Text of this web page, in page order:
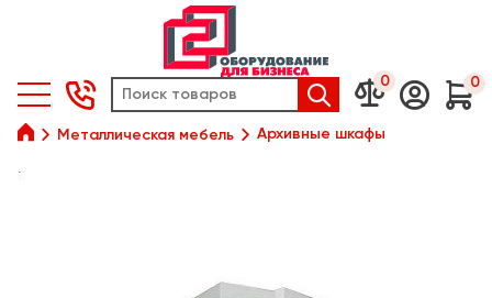
  0  0
 Металлическая мебель Архивные шкафы